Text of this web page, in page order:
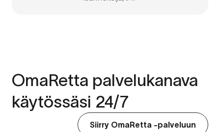
OmaRetta palvelukanava
käytössäsi 24/7
Siirry OmaRetta -palveluun